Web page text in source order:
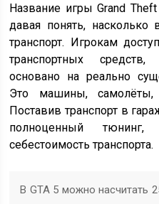
Название игры Grand
давая понять,
транспорт. Игрокам
транспортных
основано на реально
Это машины,
Поставив транспорт в
полноценный
себестоимость транспорта.
В GTA 5 можно насчитать